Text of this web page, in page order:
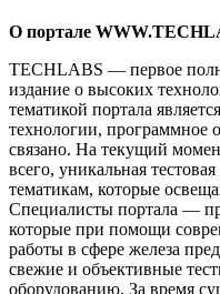
О портале
TECHLABS — первое
издание о высоких
тематикой портала
технологии, программное
связано. На текущий
всего, уникальная
тематикам, которые
Специалисты портала —
которые при помощи
работы в сфере железа
свежие и объективные
оборудованию. За время